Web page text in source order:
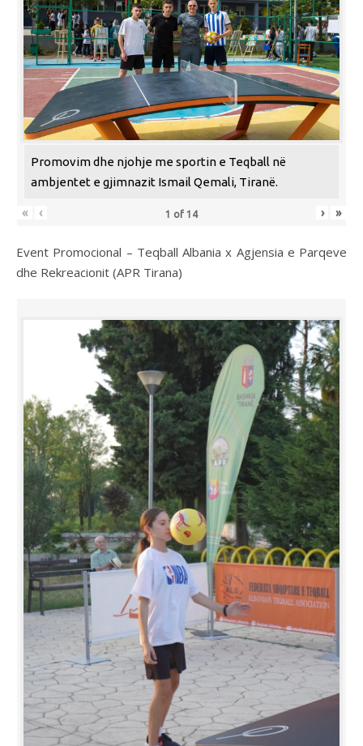
Promovim dhe njohje me sportin e Teqball në
ambjentet e gjimnazit Ismail Qemali, Tiranë.
« ‹ 1 of 14 › »
Event Promocional – Teqball Albania x Agjensia e Parqeve
dhe Rekreacionit (APR Tirana)